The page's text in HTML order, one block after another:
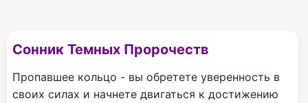
Сонник Темных Пророчеств
Пропавшее кольцо - вы обретете уверенность в
своих силах и начнете двигаться к достижению